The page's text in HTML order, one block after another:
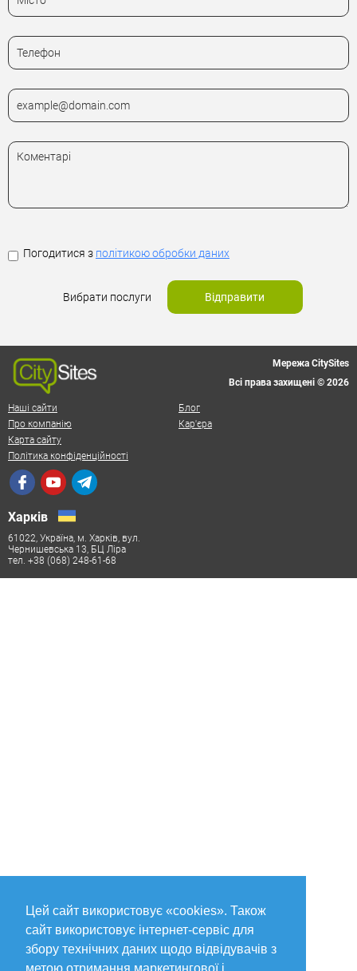
Цей сайт використовує «cookies». Також
сайт використовує інтернет-сервіс для
збору технічних даних щодо відвідувачів з
метою отримання маркетингової і
Погодитися з політикою обробки даних
Вибрати послуги Відправити
Мережа CitySites
Всі права захищені © 2026
Наші сайти
Блог
Про компанію
Кар'єра
Карта сайту
Політика конфіденційності
Харків
61022, Україна, м. Харків, вул.
Чернишевська 13, БЦ Ліра
тел. +38 (068) 248-61-68